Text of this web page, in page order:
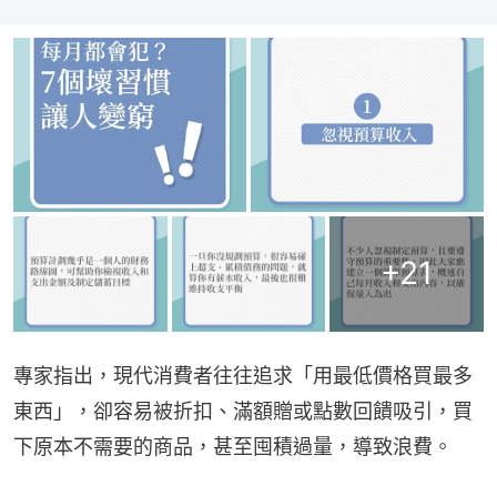
+21
專家指出，現代消費者往往追求「用最低價格買最多
東西」，卻容易被折扣、滿額贈或點數回饋吸引，買
下原本不需要的商品，甚至囤積過量，導致浪費。